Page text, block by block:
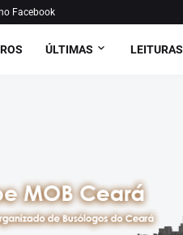
Facebook
ÚLTIMAS LEITURAS